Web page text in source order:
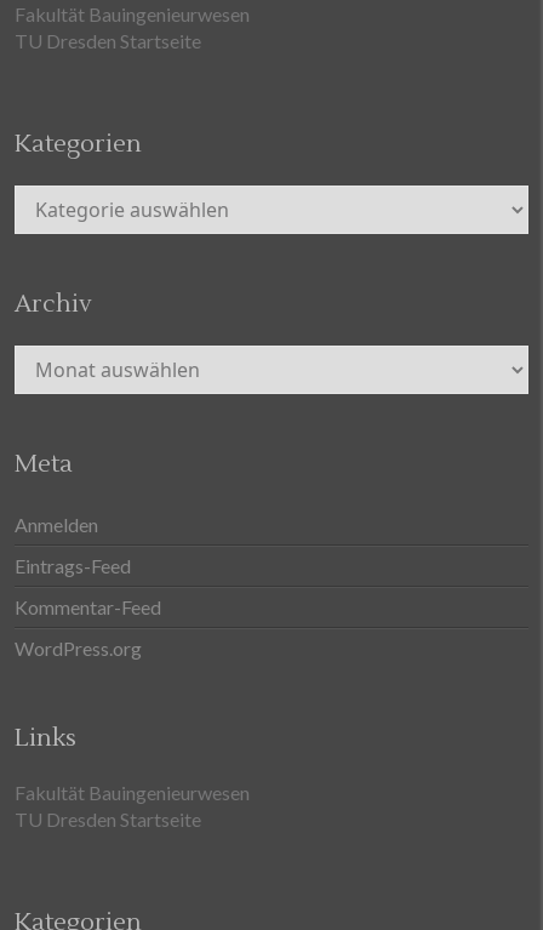
Fakultät Bauingenieurwesen
TU Dresden Startseite
Kategorien
Kategorien
Archiv
Archiv
Meta
Anmelden
Eintrags-Feed
Kommentar-Feed
WordPress.org
Links
Fakultät Bauingenieurwesen
TU Dresden Startseite
Kategorien